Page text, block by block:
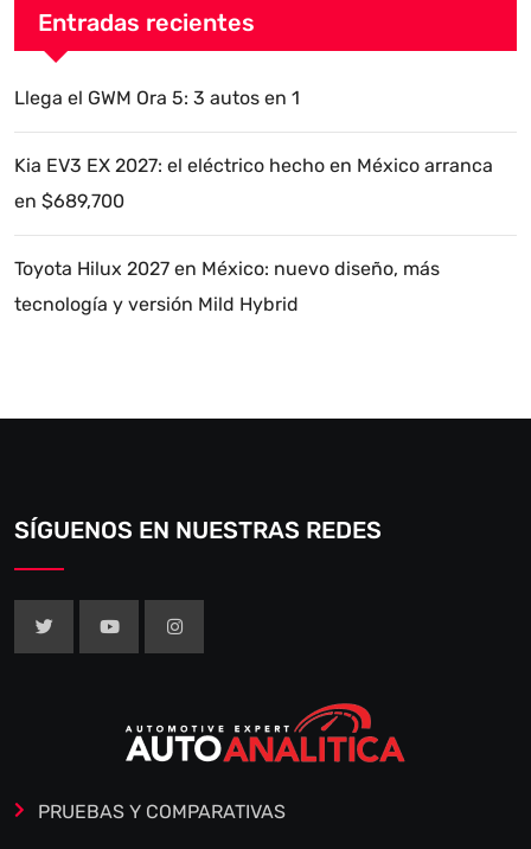
Entradas recientes
Llega el GWM Ora 5: 3 autos en 1
Kia EV3 EX 2027: el eléctrico hecho en México arranca
en $689,700
Toyota Hilux 2027 en México: nuevo diseño, más
tecnología y versión Mild Hybrid
SÍGUENOS EN NUESTRAS REDES
PRUEBAS Y COMPARATIVAS